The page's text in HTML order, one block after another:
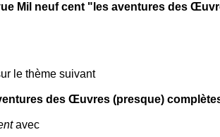
Mil neuf cent "les aventures des
le thème suivant
des Œuvres (presque)
avec